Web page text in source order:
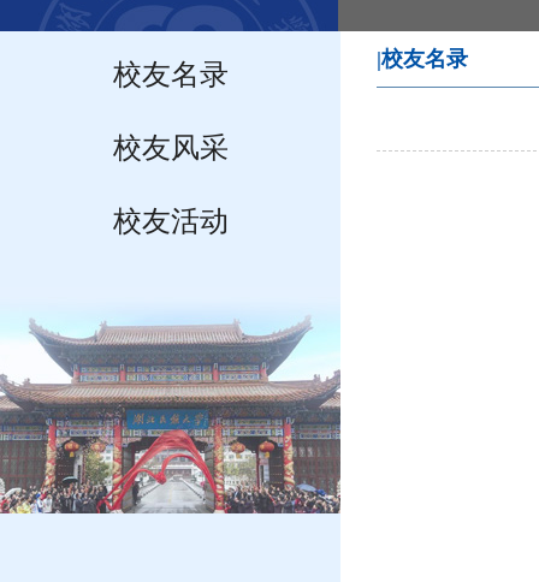
校友名录
校友风采
校友活动
|校友名录